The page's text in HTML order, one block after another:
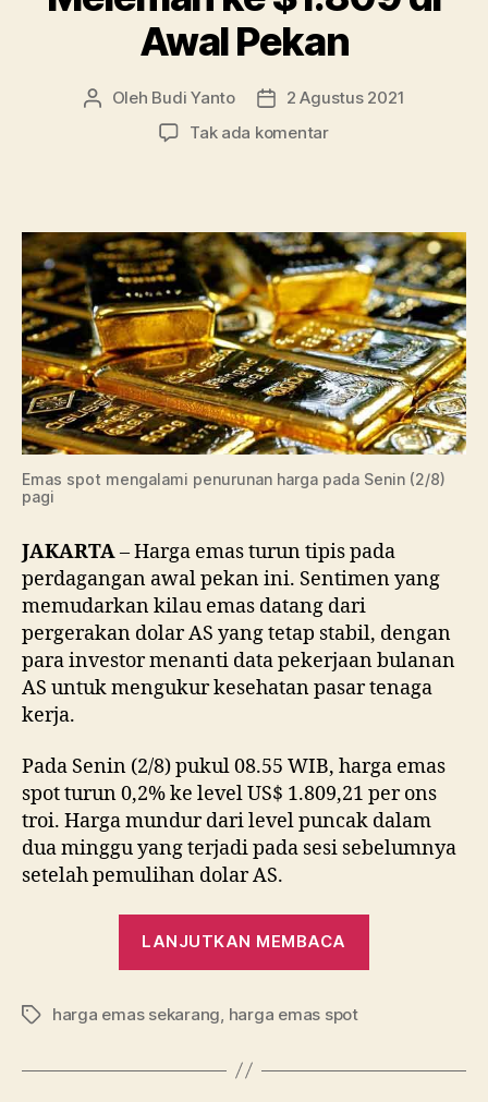
Awal Pekan
Penulis
Oleh Budi Yanto
Tanggal
2 Agustus 2021
Tak ada komentarpada
ke
$1.809
di
Awal
Pekan
Emas spot mengalami penurunan harga pada Senin (2/8)
pagi
JAKARTA– Harga emas turun tipis pada
perdagangan awal pekan ini. Sentimen yang
memudarkan kilau emas datang dari
pergerakan dolar AS yang tetap stabil, dengan
para investor menanti data pekerjaan bulanan
AS untuk mengukur kesehatan pasar tenaga
kerja.
Pada Senin (2/8) pukul 08.55 WIB, harga emas
spot turun 0,2% ke level US$ 1.809,21 per ons
troi. Harga mundur dari level puncak dalam
dua minggu yang terjadi pada sesi sebelumnya
setelah pemulihan dolar AS.
LANJUTKAN MEMBACA
Tag harga emas sekarang harga emas spot